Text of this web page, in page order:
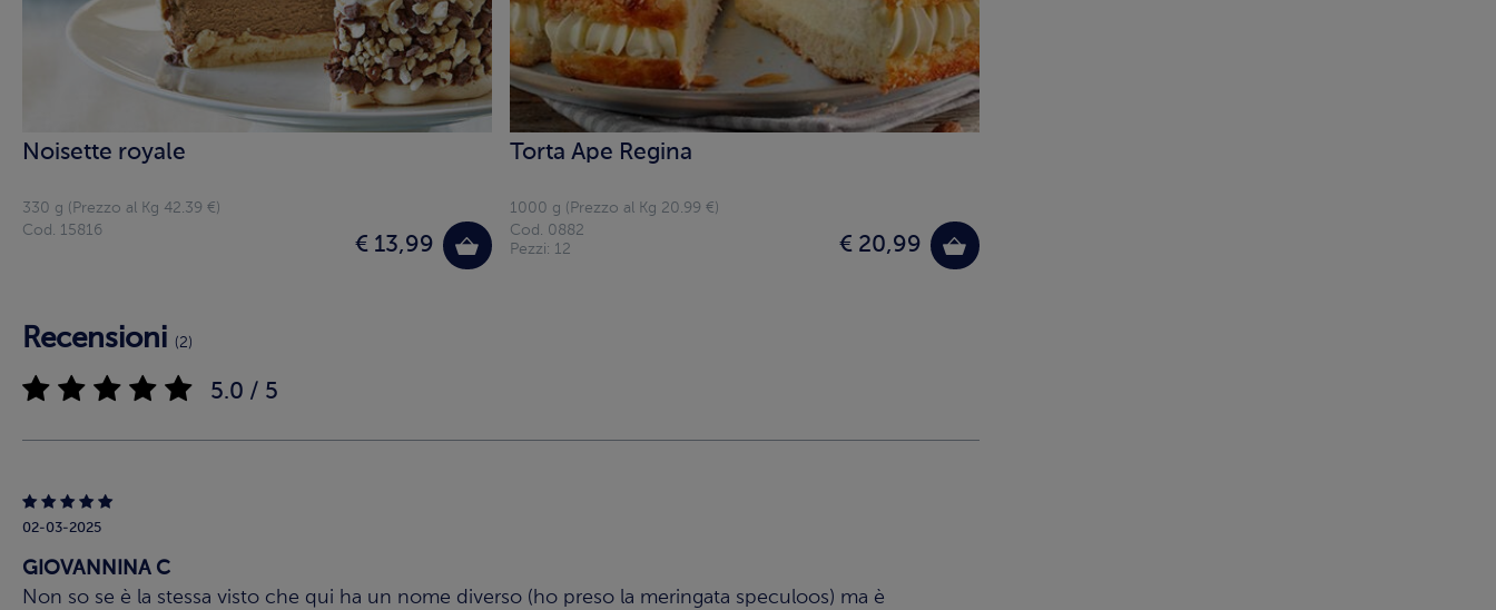
Noisette royale
330 g (Prezzo al Kg 42.39 €)
€ 13,99
Cod. 15816
Torta Ape Regina
1000 g (Prezzo al Kg 20.99 €)
€ 20,99
Cod. 0882
Pezzi: 12
Recensioni (2)
5.0 / 5
02-03-2025
GIOVANNINA C
Non so se è la stessa visto che qui ha un nome diverso (ho preso la meringata speculoos) ma è